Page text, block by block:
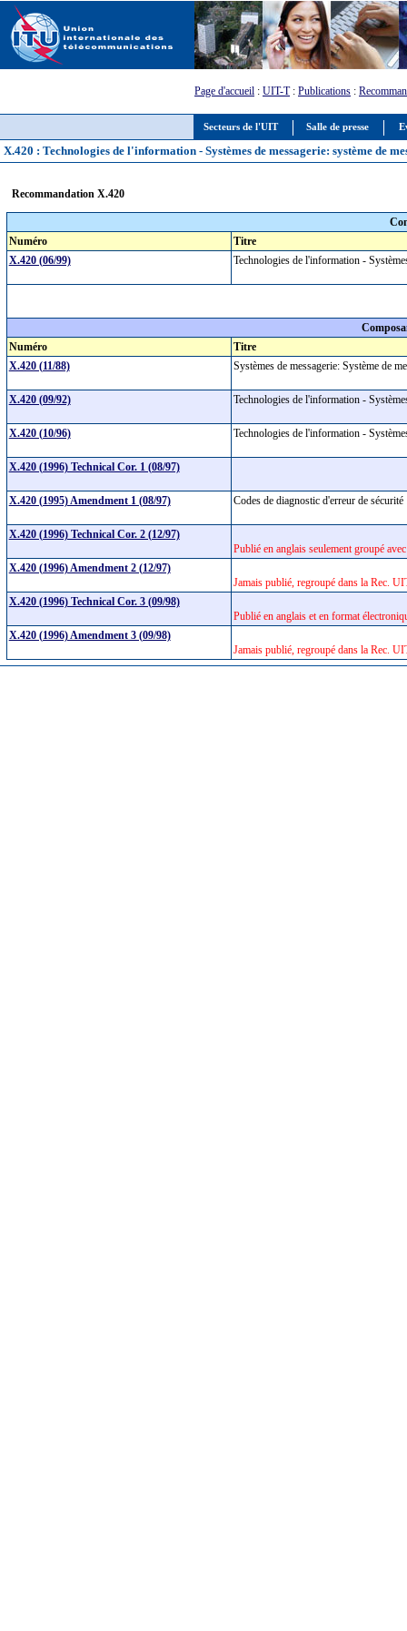
Secteurs de l'UIT Salle de presse
Page d'accueil : UIT-T: Publications :
X.420 : Technologies de l'information - Systèmes de messagerie: système de
Recommandation X.420
Numéro
Titre
X.420 (06/99)
Technologies de l'information -
Numéro
Titre
X.420 (11/88)
Systèmes de messagerie: Système de
X.420 (09/92) Technologies de l'information -
X.420 (10/96) Technologies de l'information -
X.420 (1996) Technical Cor. 1 (08/97)
X.420 (1995) Amendment 1 (08/97) Codes de diagnostic d'erreur de
X.420 (1996) Technical Cor. 2 (12/97)
Publié en anglais seulement groupé
X.420 (1996) Amendment 2 (12/97)
Jamais publié, regroupé dans la Rec.
X.420 (1996) Technical Cor. 3 (09/98)
Publié en anglais et en format
X.420 (1996) Amendment 3 (09/98)
Jamais publié, regroupé dans la Rec.